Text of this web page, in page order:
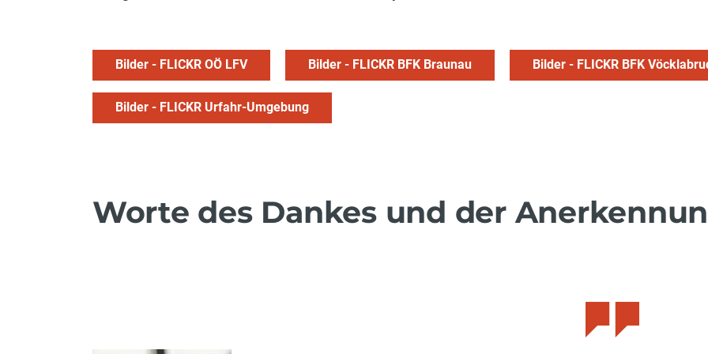
Bilder - FLICKR OÖ LFV Bilder - FLICKR BFK Braunau Bilder - FLICKR BFK
Bilder - FLICKR Urfahr-Umgebung
Worte des Dankes und der